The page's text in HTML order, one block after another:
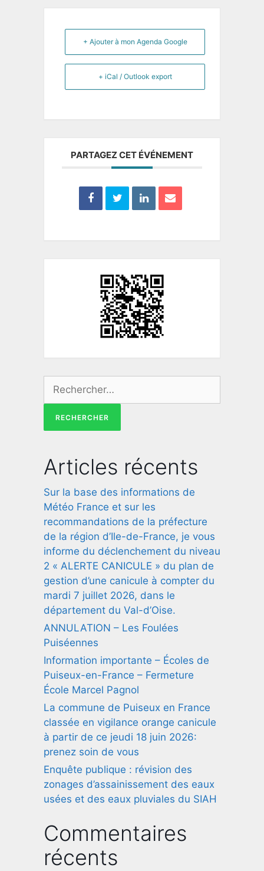
+ Ajouter à mon Agenda Google
+ iCal / Outlook export
PARTAGEZ CET ÉVÉNEMENT
Articles récents
Sur la base des informations de
Météo France et sur les
recommandations de la préfecture
de la région d’Ile-de-France, je vous
informe du déclenchement du niveau
2 « ALERTE CANICULE » du plan de
gestion d’une canicule à compter du
mardi 7 juillet 2026, dans le
département du Val-d’Oise.
ANNULATION – Les Foulées
Puiséennes
Information importante – Écoles de
Puiseux-en-France – Fermeture
École Marcel Pagnol
La commune de Puiseux en France
classée en vigilance orange canicule
à partir de ce jeudi 18 juin 2026:
prenez soin de vous
Enquête publique : révision des
zonages d’assainissement des eaux
usées et des eaux pluviales du SIAH
Commentaires
récents